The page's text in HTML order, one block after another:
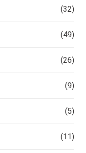
(32)
(49)
(26)
(9)
(5)
(11)